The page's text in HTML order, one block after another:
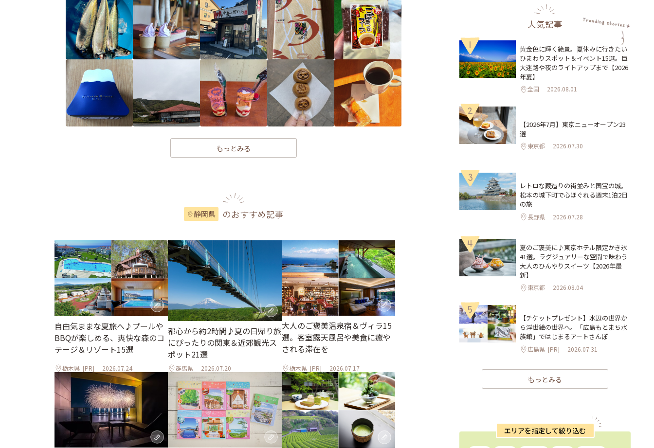
もっとみる
静岡県 のおすすめ記事
自由気ままな夏旅へ♪プールや
BBQが楽しめる、爽快な森のコ
テージ＆リゾート15選
栃木県 [PR] 2026.07.24
都心から約2時間♪夏の日帰り旅
にぴったりの関東＆近郊観光ス
ポット21選
群馬県 2026.07.20
大人のご褒美温泉宿＆ヴィラ15
選。客室露天風呂や美食に癒や
される滞在を
栃木県[PR] 2026.07.17
人気記事
1
黄金色に輝く絶景。夏休みに行きたい
ひまわりスポット＆イベント15選。巨
大迷路や夜のライトアップまで【2026
年夏】
全国 2026.08.01
2
【2026年7月】東京ニューオープン23
選
東京都 2026.07.30
3
レトロな蔵造りの街並みと国宝の城。
松本の城下町で心ほぐれる週末1泊2日
の旅
長野県 2026.07.28
4
夏のご褒美に♪東京ホテル限定かき氷
41選。ラグジュアリーな空間で味わう
大人のひんやりスイーツ【2026年最
新】
東京都 2026.08.04
5
【チケットプレゼント】水辺の世界か
ら浮世絵の世界へ。「広島もとまち水
族館」ではじまるアートさんぽ
広島県 [PR] 2026.07.31
もっとみる
エリアを指定して絞り込む